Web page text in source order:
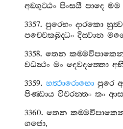
අඞ‍්ගුට‍්ඨං පිංසයී පාදෙ මම
3357.පුරෙභං දාරකො
පච‍්චෙකබුද‍්ධං දිස‍්වාන
3358.තෙන
වධත්‍ථං මං දෙවදත‍්තො
3359.හත්‍ථාරොහො පුරෙ
පිණ‍්ඩාය විචරන‍්තං තං
3360.තෙන
ගජො,